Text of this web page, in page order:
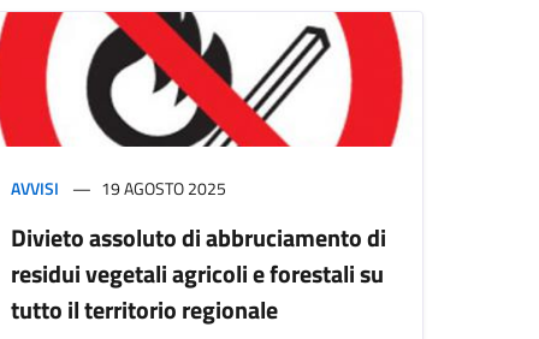
AVVISI 19 AGOSTO 2025
Divieto assoluto di abbruciamento di
residui vegetali agricoli e forestali su
tutto il territorio regionale